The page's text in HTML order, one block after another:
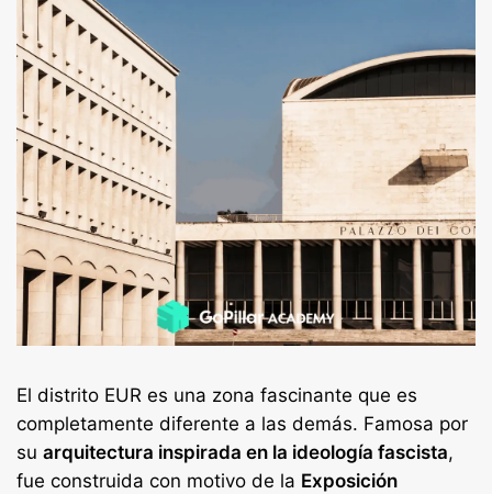
El distrito EUR es una zona fascinante que es
completamente diferente a las demás. Famosa por
su arquitectura inspirada en la ideología fascista,
fue construida con motivo de la Exposición